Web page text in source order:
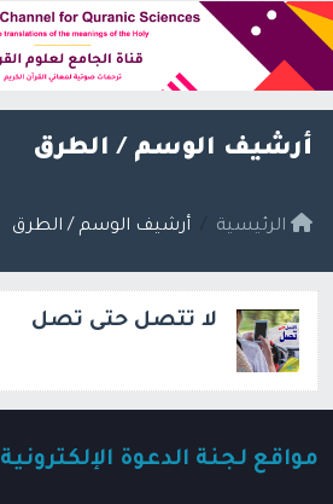
أرشيف الوسم / الطرق
الرئيسية أرشيف الوسم / الطرق
لا تتصل حتى تصل
مواقع لجنة الدعوة الإلكترونية